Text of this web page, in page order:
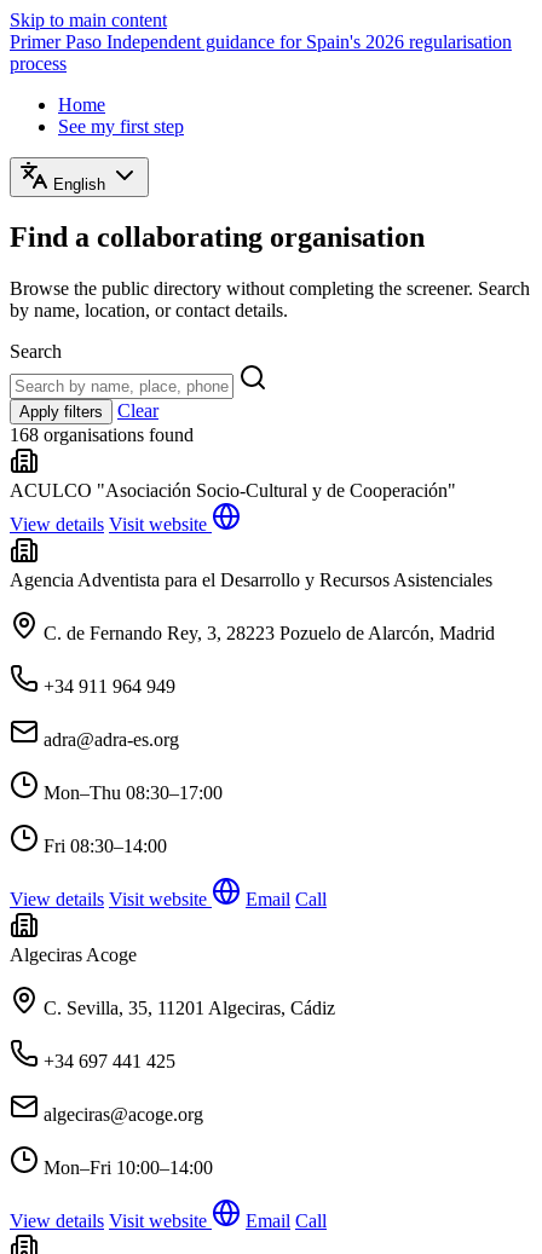
Skip to main content
Primer Paso Independent guidance for Spain's 2026 regularisation
process
Home
See my first step
English
Find a collaborating organisation
Browse the public directory without completing the screener. Search
by name, location, or contact details.
Search
Apply filters
Clear
168 organisations found
ACULCO "Asociación Socio-Cultural y de Cooperación"
View details Visit website
Agencia Adventista para el Desarrollo y Recursos Asistenciales
C. de Fernando Rey, 3, 28223 Pozuelo de Alarcón, Madrid
+34 911 964 949
adra@adra-es.org
Mon–Thu 08:30–17:00
Fri 08:30–14:00
View details Visit website Email Call
Algeciras Acoge
C. Sevilla, 35, 11201 Algeciras, Cádiz
+34 697 441 425
algeciras@acoge.org
Mon–Fri 10:00–14:00
View details Visit website Email Call